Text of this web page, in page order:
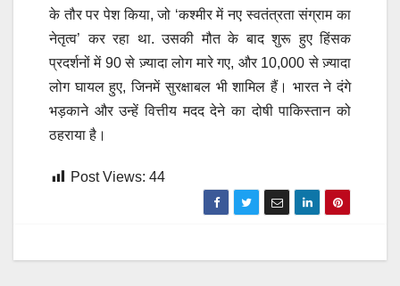
के तौर पर पेश किया, जो ‘कश्मीर में नए स्वतंत्रता संग्राम का
नेतृत्व’ कर रहा था. उसकी मौत के बाद शुरू हुए हिंसक
प्रदर्शनों में 90 से ज़्यादा लोग मारे गए, और 10,000 से ज़्यादा
लोग घायल हुए, जिनमें सुरक्षाबल भी शामिल हैं। भारत ने दंगे
भड़काने और उन्हें वित्तीय मदद देने का दोषी पाकिस्तान को
ठहराया है।
Post Views: 44